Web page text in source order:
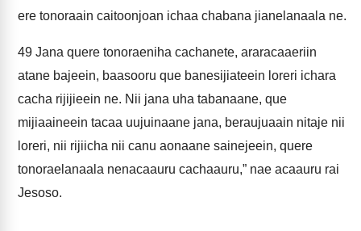
ere tonoraain caitoonjoan ichaa chabana jianelanaala ne.
49 Jana quere tonoraeniha cachanete, araracaaeriin
atane bajeein, baasooru que banesijiateein loreri ichara
cacha rijijieein ne. Nii jana uha tabanaane, que
mijiaaineein tacaa uujuinaane jana, beraujuaain nitaje nii
loreri, nii rijiicha nii canu aonaane sainejeein, quere
tonoraelanaala nenacaauru cachaauru,” nae acaauru rai
Jesoso.